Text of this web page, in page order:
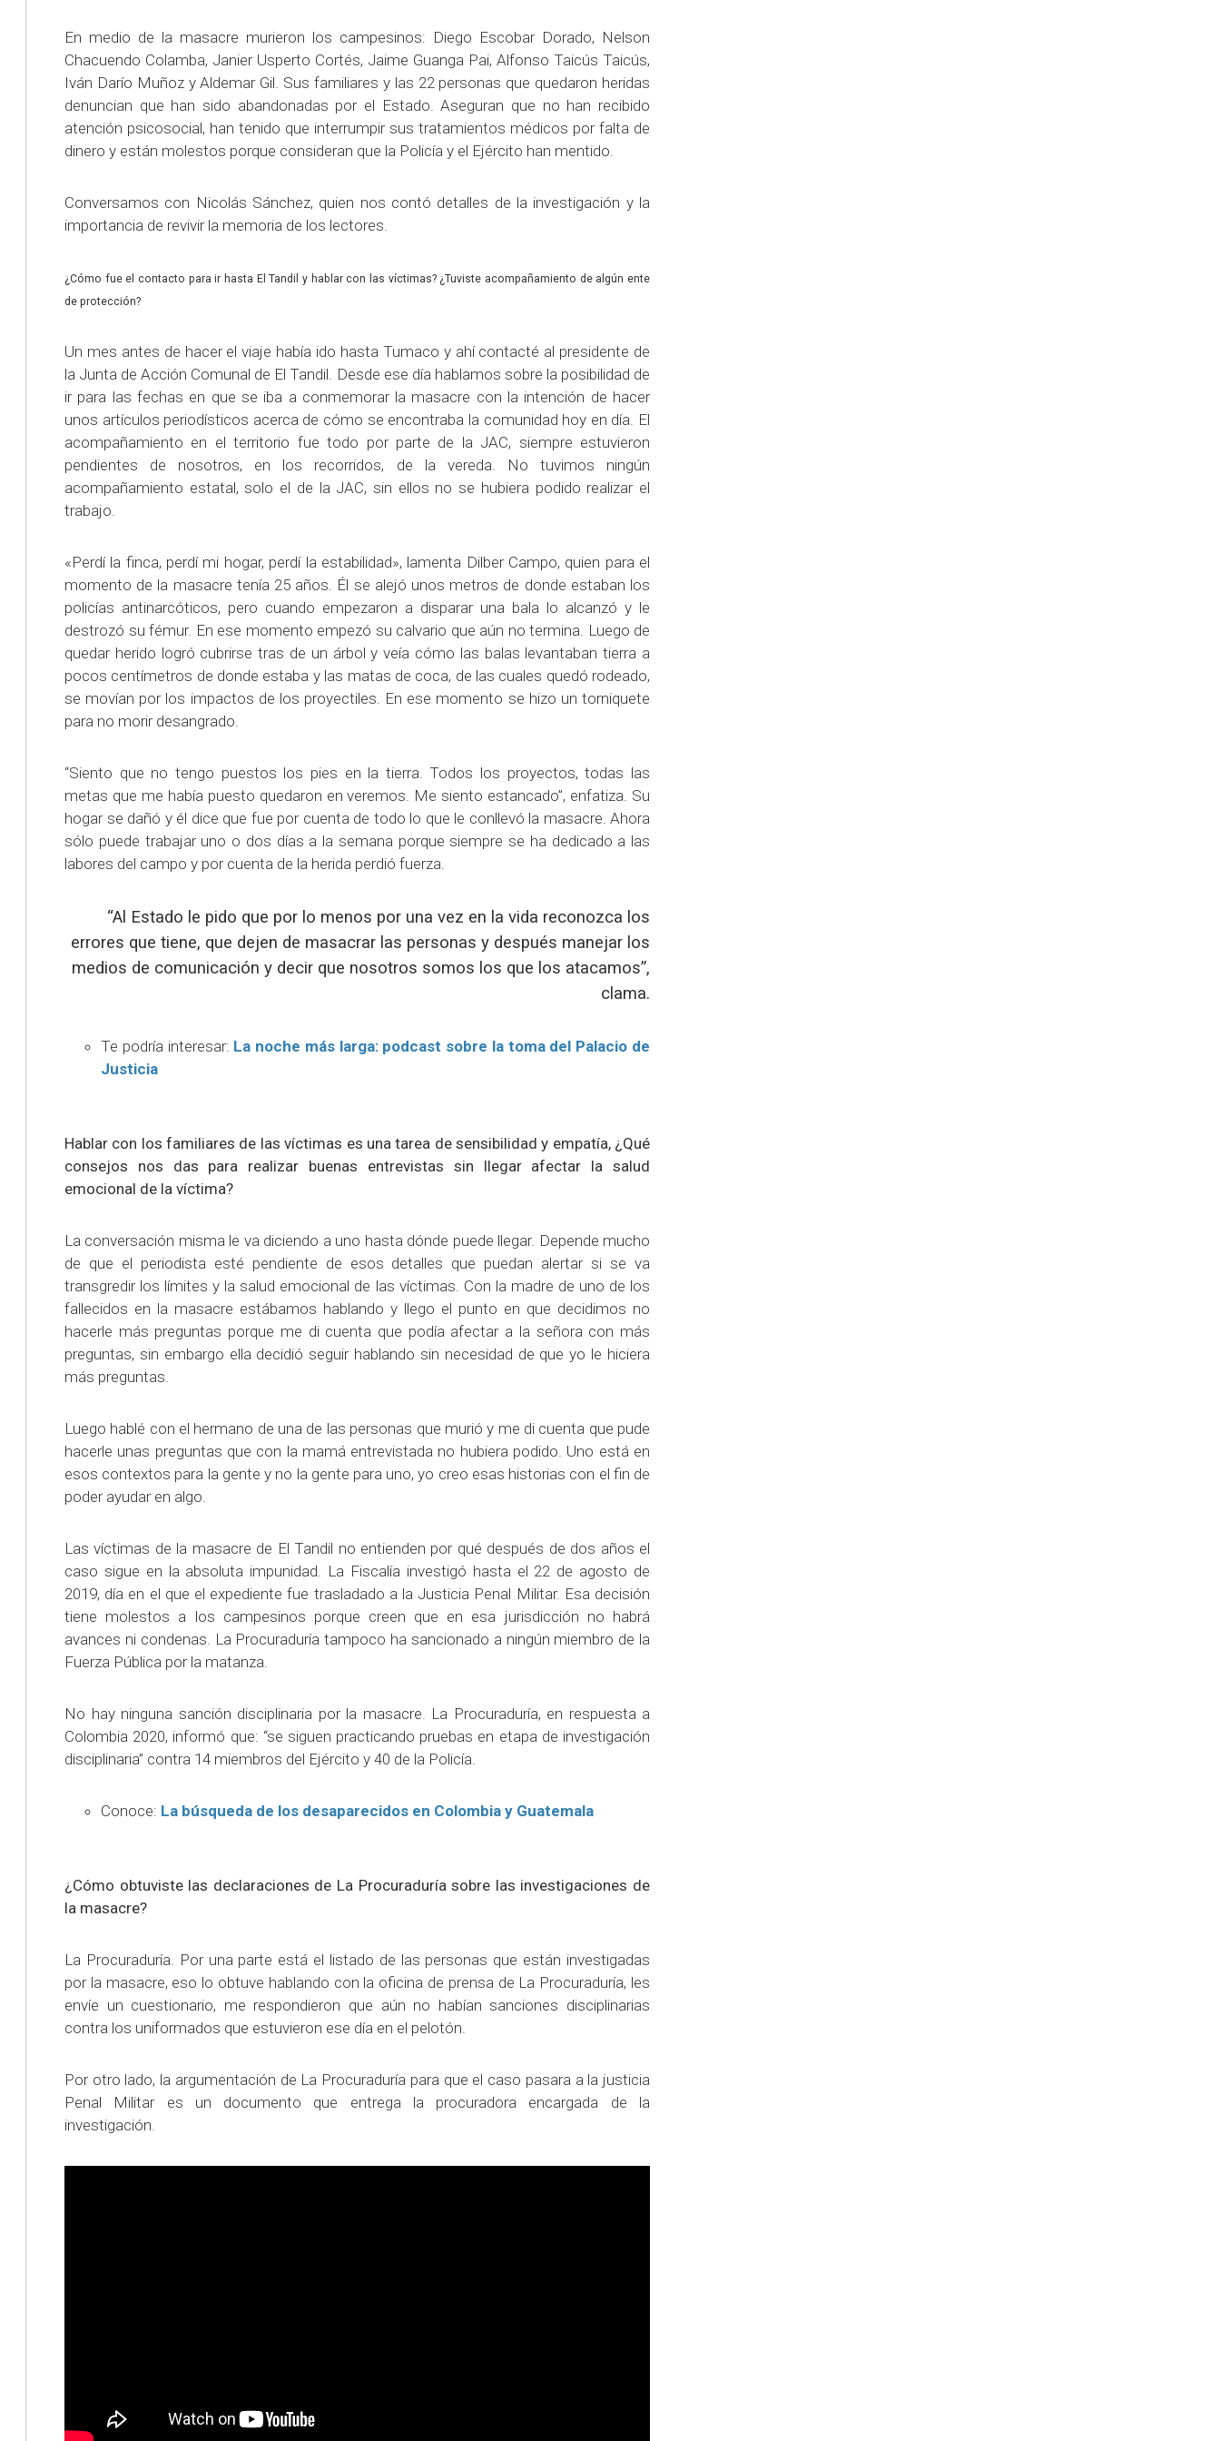
En medio de la masacre murieron los campesinos: Diego Escobar Dorado, Nelson
Chacuendo Colamba, Janier Usperto Cortés, Jaime Guanga Pai, Alfonso Taicús Taicús,
Iván Darío Muñoz y Aldemar Gil. Sus familiares y las 22 personas que quedaron heridas
denuncian que han sido abandonadas por el Estado. Aseguran que no han recibido
atención psicosocial, han tenido que interrumpir sus tratamientos médicos por falta de
dinero y están molestos porque consideran que la Policía y el Ejército han mentido.
Conversamos con Nicolás Sánchez, quien nos contó detalles de la investigación y la
importancia de revivir la memoria de los lectores.
¿Cómo fue el contacto para ir hasta El Tandil y hablar con las víctimas? ¿Tuviste acompañamiento de algún ente
de protección?
Un mes antes de hacer el viaje había ido hasta Tumaco y ahí contacté al presidente de
la Junta de Acción Comunal de El Tandil. Desde ese día hablamos sobre la posibilidad de
ir para las fechas en que se iba a conmemorar la masacre con la intención de hacer
unos artículos periodísticos acerca de cómo se encontraba la comunidad hoy en día. El
acompañamiento en el territorio fue todo por parte de la JAC, siempre estuvieron
pendientes de nosotros, en los recorridos, de la vereda. No tuvimos ningún
acompañamiento estatal, solo el de la JAC, sin ellos no se hubiera podido realizar el
trabajo.
«Perdí la finca, perdí mi hogar, perdí la estabilidad», lamenta Dilber Campo, quien para el
momento de la masacre tenía 25 años. Él se alejó unos metros de donde estaban los
policías antinarcóticos, pero cuando empezaron a disparar una bala lo alcanzó y le
destrozó su fémur. En ese momento empezó su calvario que aún no termina. Luego de
quedar herido logró cubrirse tras de un árbol y veía cómo las balas levantaban tierra a
pocos centímetros de donde estaba y las matas de coca, de las cuales quedó rodeado,
se movían por los impactos de los proyectiles. En ese momento se hizo un torniquete
para no morir desangrado.
“Siento que no tengo puestos los pies en la tierra. Todos los proyectos, todas las
metas que me había puesto quedaron en veremos. Me siento estancado”, enfatiza. Su
hogar se dañó y él dice que fue por cuenta de todo lo que le conllevó la masacre. Ahora
sólo puede trabajar uno o dos días a la semana porque siempre se ha dedicado a las
labores del campo y por cuenta de la herida perdió fuerza.
“Al Estado le pido que por lo menos por una vez en la vida reconozca los
errores que tiene, que dejen de masacrar las personas y después manejar los
medios de comunicación y decir que nosotros somos los que los atacamos”,
clama.
Te podría interesar: La noche más larga: podcast sobre la toma del Palacio de
Justicia
Hablar con los familiares de las víctimas es una tarea de sensibilidad y empatía, ¿Qué
consejos nos das para realizar buenas entrevistas sin llegar afectar la salud
emocional de la víctima?
La conversación misma le va diciendo a uno hasta dónde puede llegar. Depende mucho
de que el periodista esté pendiente de esos detalles que puedan alertar si se va
transgredir los límites y la salud emocional de las víctimas. Con la madre de uno de los
fallecidos en la masacre estábamos hablando y llego el punto en que decidimos no
hacerle más preguntas porque me di cuenta que podía afectar a la señora con más
preguntas, sin embargo ella decidió seguir hablando sin necesidad de que yo le hiciera
más preguntas.
Luego hablé con el hermano de una de las personas que murió y me di cuenta que pude
hacerle unas preguntas que con la mamá entrevistada no hubiera podido. Uno está en
esos contextos para la gente y no la gente para uno, yo creo esas historias con el fin de
poder ayudar en algo.
Las víctimas de la masacre de El Tandil no entienden por qué después de dos años el
caso sigue en la absoluta impunidad. La Fiscalía investigó hasta el 22 de agosto de
2019, día en el que el expediente fue trasladado a la Justicia Penal Militar. Esa decisión
tiene molestos a los campesinos porque creen que en esa jurisdicción no habrá
avances ni condenas. La Procuraduría tampoco ha sancionado a ningún miembro de la
Fuerza Pública por la matanza.
No hay ninguna sanción disciplinaria por la masacre. La Procuraduría, en respuesta a
Colombia 2020, informó que: “se siguen practicando pruebas en etapa de investigación
disciplinaria” contra 14 miembros del Ejército y 40 de la Policía.
Conoce: La búsqueda de los desaparecidos en Colombia y Guatemala
¿Cómo obtuviste las declaraciones de La Procuraduría sobre las investigaciones de
la masacre?
La Procuraduría. Por una parte está el listado de las personas que están investigadas
por la masacre, eso lo obtuve hablando con la oficina de prensa de La Procuraduría, les
envíe un cuestionario, me respondieron que aún no habían sanciones disciplinarias
contra los uniformados que estuvieron ese día en el pelotón.
Por otro lado, la argumentación de La Procuraduría para que el caso pasara a la justicia
Penal Militar es un documento que entrega la procuradora encargada de la
investigación.